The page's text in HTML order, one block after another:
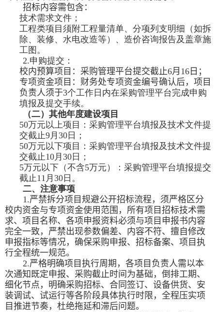
招标内容需包含：
技术需求文件；
工程类项目须附工程量清单、分项列支明细（如拆
除、装修、水电改造等）、造价咨询报告及盖章施
工图。
2.申购提交：
校内预算项目： 采购管理平台提交截止6月 16 日；
专项资金项目 ： 财务处专项资金编号确认后， 项目
负责人须于3个工作日内在采购管理平台完成申购
填报及提交手续。
（二）其他年度建设项目
50万元以上项目：采购管理平台填报及技术文件提
交截止9 月 30日；
50万元以下项目：采购管理平台填报及技术文件提
交截止10 月 30日；
5万元以下（不含5万元）：采购管理平台填报提交
截止11 月 30日。
二、注意事项
1.严禁拆分项目规避公开招标流程，须严格区分
校内资金与专项资金使用范围，所有项目招标技术需
求、项目名称、各项申报资料必须与项目申报书内容
完全一致，严禁出现参数偏差、内容不符、擅自修改
申报指标等情况，确保采购申报、招标备案、项目执
行全程统一规范。
2.严格明确项目执行周期，各项目负责人需以本
次通知既定申报、采购截止时间为基础，倒排工期、
细化节点，明确采购招标、合同签订、设备供货、安
装调试、试运行等各阶段具体执行时限，全程压实项
目推进节奏，杜绝拖延和滞后问题。